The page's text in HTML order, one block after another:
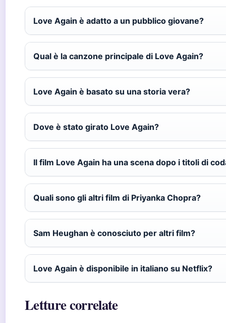
Love Again è adatto a un pubblico giovane?
Qual è la canzone principale di Love Again?
Love Again è basato su una storia vera?
Dove è stato girato Love Again?
Il film Love Again ha una scena dopo i titoli di
Quali sono gli altri film di Priyanka Chopra?
Sam Heughan è conosciuto per altri film?
Love Again è disponibile in italiano su Netflix?
Letture correlate